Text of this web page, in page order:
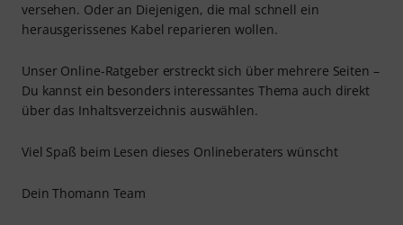
versehen. Oder an Diejenigen, die mal schnell ein
herausgerissenes Kabel reparieren wollen.
Unser Online-Ratgeber erstreckt sich über mehrere Seiten –
Du kannst ein besonders interessantes Thema auch direkt
über das Inhaltsverzeichnis auswählen.
Viel Spaß beim Lesen dieses Onlineberaters wünscht
Dein Thomann Team